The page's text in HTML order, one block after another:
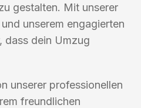
gestalten. Mit unserer
unserem engagierten
dass dein Umzug
unserer professionellen
freundlichen